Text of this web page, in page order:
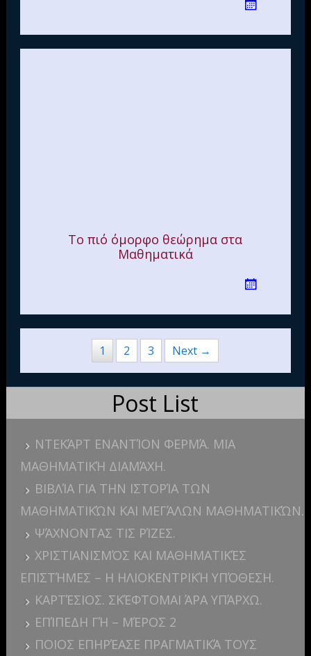
Το πιό όμορφο θεώρημα στα
Μαθηματικά
navigation1 2 3 Next →
Post List
ΝΤΕΚΆΡΤ ΕΝΑΝΤΊΟΝ ΦΕΡΜΆ. ΜΙΑ
ΜΑΘΗΜΑΤΙΚΉ ΔΙΑΜΆΧΗ.
ΒΙΒΛΊΑ ΓΙΑ ΤΗΝ ΙΣΤΟΡΊΑ ΤΩΝ
ΜΑΘΗΜΑΤΙΚΏΝ ΚΑΙ ΜΕΓΆΛΩΝ ΜΑΘΗΜΑΤΙΚΏΝ.
ΨΆΧΝΟΝΤΑΣ ΤΙΣ ΡΊΖΕΣ.
ΧΡΙΣΤΙΑΝΙΣΜΌΣ ΚΑΙ ΜΑΘΗΜΑΤΙΚΈΣ
ΕΠΙΣΤΉΜΕΣ – Η ΗΛΙΟΚΕΝΤΡΙΚΉ ΥΠΌΘΕΣΗ.
ΚΑΡΤΈΣΙΟΣ. ΣΚΈΦΤΟΜΑΙ ΆΡΑ ΥΠΆΡΧΩ.
ΕΠΊΠΕΔΗ ΓΉ – ΜΈΡΟΣ 2
ΠΟΙΟΣ ΕΠΗΡΈΑΣΕ ΠΡΑΓΜΑΤΙΚΆ ΤΟΥΣ